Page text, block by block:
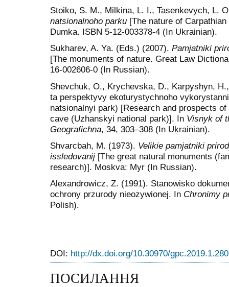
Stoiko, S. M., Milkina, L. I., Tasenkevych, L.
natsionalnoho parku [The nature of
Dumka. ISBN 5-12-003378-4 (In Ukrainian).
Sukharev, A. Ya. (Eds.) (2007). Pamjatniki
[The monuments of nature. Great Law
16-002606-0 (In Russian).
Shevchuk, O., Krychevska, D., Karpyshyn,
ta perspektyvy ekoturystychnoho
natsionalnyi park) [Research and prospects
cave (Uzhanskyi national park)]. In Visnyk of
Geografichna, 34, 303–308 (In Ukrainian).
Shvarcbah, M. (1973). Velikie pamjatniki
issledovanij [The great natural monuments
research)]. Moskva: Myr (In Russian).
Alexandrowicz, Z. (1991). Stanowisko
ochrony przurody nieozywionej. In Chronimy
Polish).
DOI: http://dx.doi.org/10.30970/
ПОСИЛАННЯ